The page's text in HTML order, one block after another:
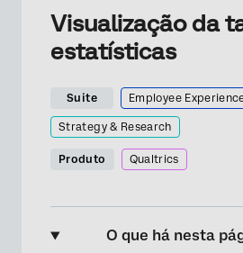
Visualização da
estatísticas
Suite Employee
Strategy & Research
Produto Qualtrics
O que há nesta